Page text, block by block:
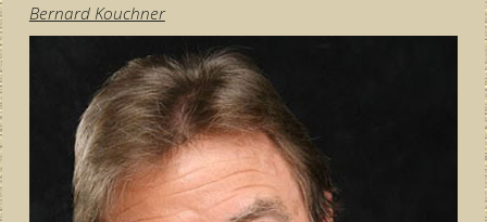
Bernard Kouchner